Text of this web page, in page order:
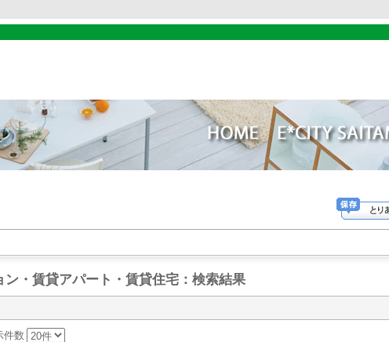
・賃貸アパート・賃貸住宅 ：検索結果
件数